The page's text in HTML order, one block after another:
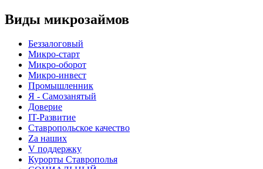
Виды микрозаймов
Беззалоговый
Микро-старт
Микро-оборот
Микро-инвест
Промышленник
Я - Самозанятый
Доверие
IT-Развитие
Ставропольское качество
Za наших
V поддержку
Курорты Ставрополья